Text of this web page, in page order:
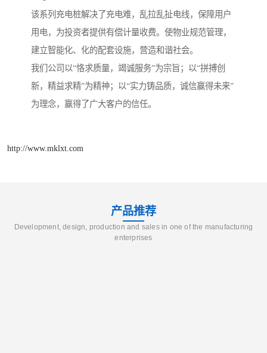
该系列充电桩解决了充电难，乱拉乱扯电线，保障用户
用电，为投资者提供有偿计量收费。使物业规范管理，
建立智能化、化的配套设施，营造和谐社会。
我们公司以“恪求质量，竭诚服务”为宗旨；以“拼搏创
新，精益求精”为精神；以“实力铸品质，诚信赢得未来”
为理念，赢得了广大客户的信任。
http://www.mklxt.com
产品推荐
Development, design, production and sales in one of the manufacturing
enterprises